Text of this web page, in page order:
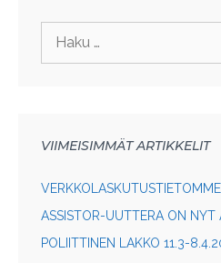
VIIMEISIMMÄT ARTIKKELIT
ASSISTOR-UUTTERA ON
POLIITTINEN LAKKO 11.3-